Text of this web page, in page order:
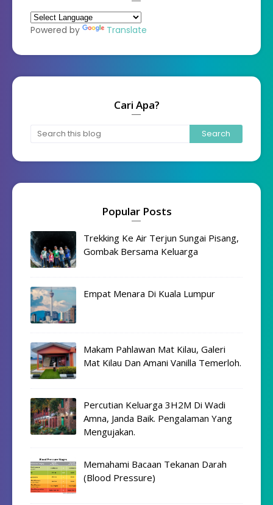
Powered by Translate
Cari Apa?
Popular Posts
Trekking Ke Air Terjun Sungai Pisang,
Gombak Bersama Keluarga
Empat Menara Di Kuala Lumpur
Makam Pahlawan Mat Kilau, Galeri
Mat Kilau Dan Amani Vanilla Temerloh.
Percutian Keluarga 3H2M Di Wadi
Amna, Janda Baik. Pengalaman Yang
Mengujakan.
Memahami Bacaan Tekanan Darah
(Blood Pressure)